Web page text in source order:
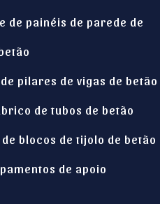
de painéis de parede de
pilares de vigas de betão
de tubos de betão
blocos de tijolo de betão
de apoio
Italian